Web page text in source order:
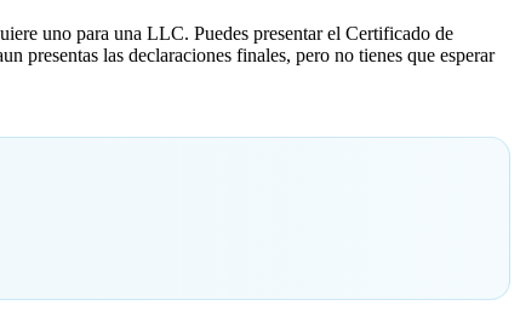
uno para una LLC. Puedes presentar el Certificado de
presentas las declaraciones finales, pero no tienes que esperar